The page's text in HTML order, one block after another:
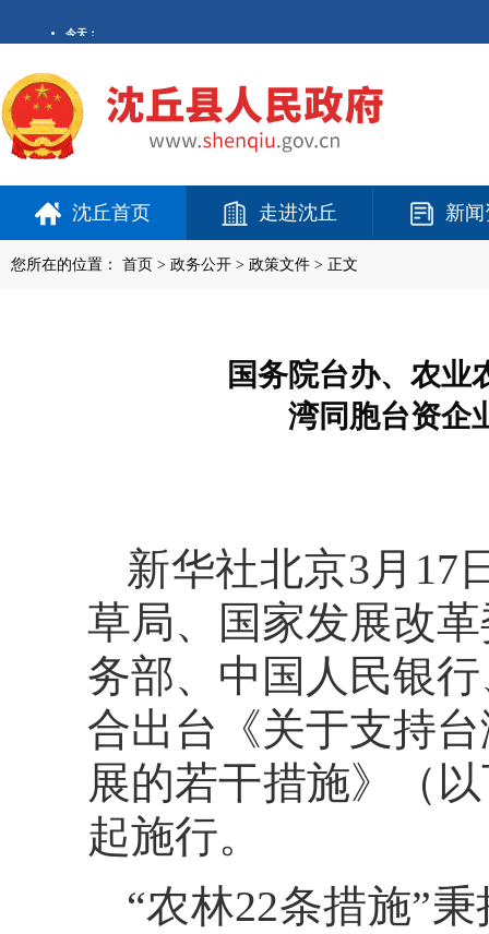
沈丘首页 走进沈丘 新
您所在的位置： 首页 > 政务公开 > 政策文件 > 正文
国务院台办、农业
湾同胞台资企
新华社北京3月17
草局、国家发展改
务部、中国人民银
合出台《关于支持
展的若干措施》（
起施行。
“农林22条措施”